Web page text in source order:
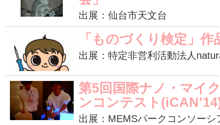
出展：仙台市天文台
「ものづくり検定」
出展：特定非営利活動法人
第5回国際ナノ・マイ
ンコンテスト
出展：MEMSパークコンソーシ